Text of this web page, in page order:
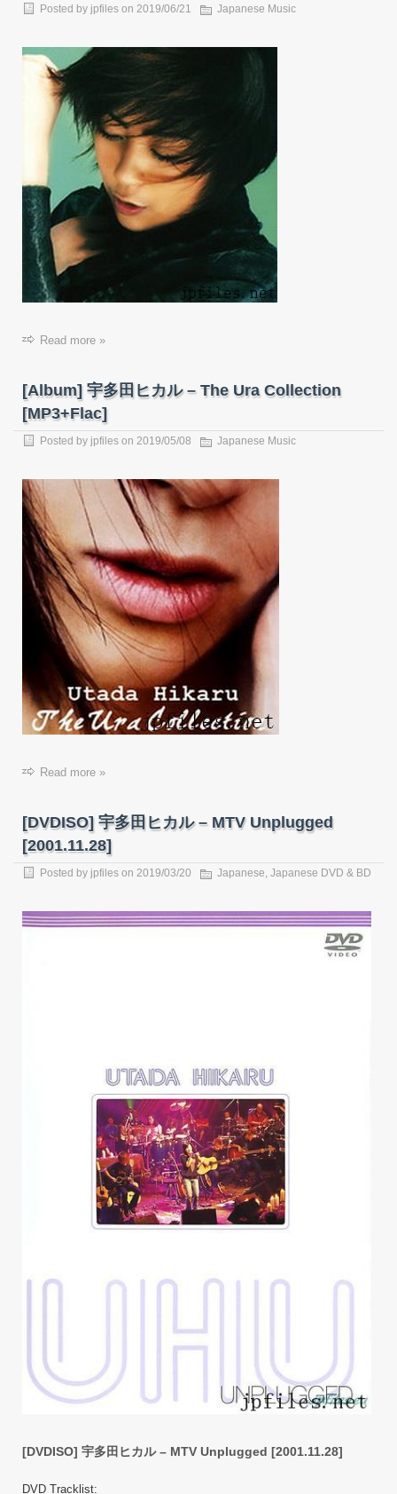
Posted by jpfiles on 2019/06/21 Japanese Music
Read more »
[Album] 宇多田ヒカル – The Ura Collection
[MP3+Flac]
Posted by jpfiles on 2019/05/08 Japanese Music
Read more »
[DVDISO] 宇多田ヒカル – MTV Unplugged
[2001.11.28]
Posted by jpfiles on 2019/03/20 Japanese, Japanese DVD & BD
[DVDISO] 宇多田ヒカル – MTV Unplugged [2001.11.28]
DVD Tracklist: